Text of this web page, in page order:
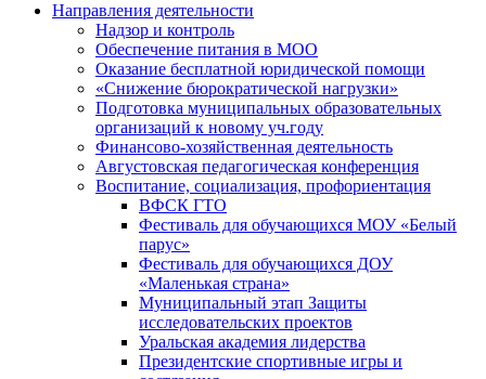
Направления деятельности
Надзор и контроль
Обеспечение питания в МОО
Оказание бесплатной юридической помощи
«Снижение бюрократической нагрузки»
Подготовка муниципальных образовательных
организаций к новому уч.году
Финансово-хозяйственная деятельность
Августовская педагогическая конференция
Воспитание, социализация, профориентация
ВФСК ГТО
Фестиваль для обучающихся МОУ «Белый
парус»
Фестиваль для обучающихся ДОУ
«Маленькая страна»
Муниципальный этап Защиты
исследовательских проектов
Уральская академия лидерства
Президентские спортивные игры и